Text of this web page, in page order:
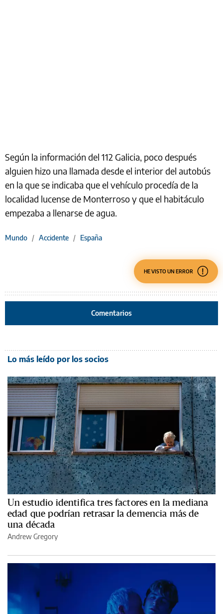
Según la información del 112 Galicia, poco después
alguien hizo una llamada desde el interior del autobús
en la que se indicaba que el vehículo procedía de la
localidad lucense de Monterroso y que el habitáculo
empezaba a llenarse de agua.
Mundo / Accidente / España
HE VISTO UN ERROR
Comentarios
Lo más leído por los socios
Un estudio identifica tres factores en la mediana
edad que podrían retrasar la demencia más de
una década
Andrew Gregory